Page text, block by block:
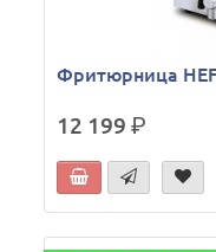
Фритюрница
12 199р.